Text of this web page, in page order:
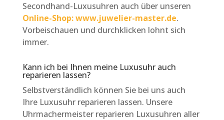
Secondhand-Luxusuhren auch über unseren
Online-Shop: www.juwelier-master.de.
Vorbeischauen und durchklicken lohnt sich
immer.
Kann ich bei Ihnen meine Luxusuhr auch
reparieren lassen?
Selbstverständlich können Sie bei uns auch
Ihre Luxusuhr reparieren lassen. Unsere
Uhrmachermeister reparieren Luxusuhren aller